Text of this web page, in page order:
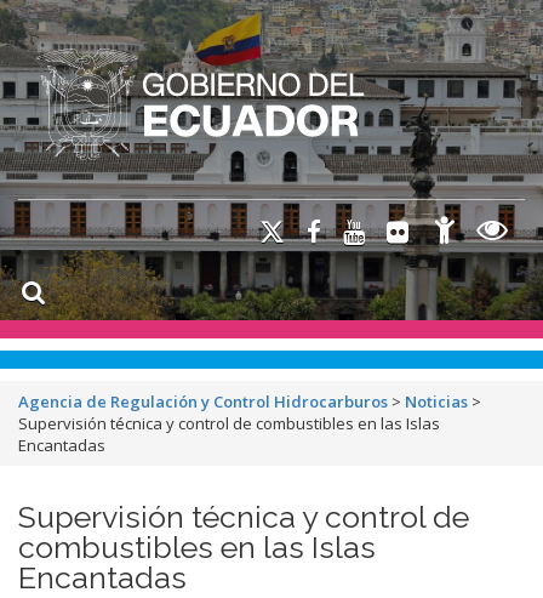
Agencia de Regulación y Control Hidrocarburos > Noticias >
Supervisión técnica y control de combustibles en las Islas
Encantadas
Supervisión técnica y control de
combustibles en las Islas
Encantadas